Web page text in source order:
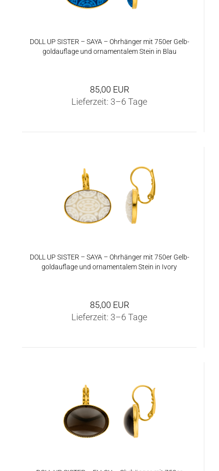
DOLL UP SIS­TER – SAYA – Ohr­hän­ger mit 750er Gelb­
gold­auf­la­ge und or­na­men­ta­lem Stein in Blau
85,00 EUR
Lieferzeit: 3–6 Tage
DOLL UP SIS­TER – SAYA – Ohr­hän­ger mit 750er Gelb­
gold­auf­la­ge und or­na­men­ta­lem Stein in Ivory
85,00 EUR
Lieferzeit: 3–6 Tage